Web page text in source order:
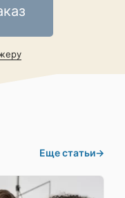
Qualcomm
8 (2+6)
V2 Phoenix L 4320
Phoenix M 3530
Еще статьи→